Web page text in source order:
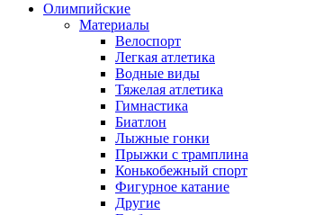
Олимпийские
Материалы
Велоспорт
Легкая атлетика
Водные виды
Тяжелая атлетика
Гимнастика
Биатлон
Лыжные гонки
Прыжки с трамплина
Конькобежный спорт
Фигурное катание
Другие